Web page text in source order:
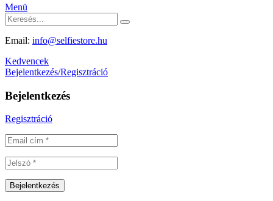
Menü
Email: info@selfiestore.hu
Kedvencek
Bejelentkezés/Regisztráció
Bejelentkezés
Regisztráció